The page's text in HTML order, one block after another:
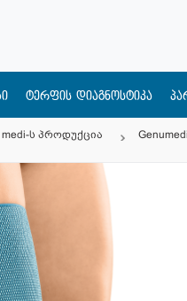
ტერფის დიაგნოსტიკა
medi-ს პროდუქცია